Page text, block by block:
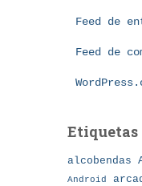
Feed de
Feed de
Etiquetas
alcobendas
Android